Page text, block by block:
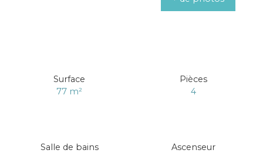
Surface
77 m²
Pièces
4
Salle de bains
Ascenseur